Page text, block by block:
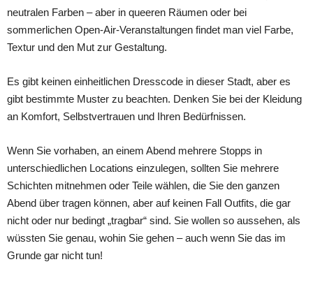
neutralen Farben – aber in queeren Räumen oder bei
sommerlichen Open-Air-Veranstaltungen findet man viel Farbe,
Textur und den Mut zur Gestaltung.
Es gibt keinen einheitlichen Dresscode in dieser Stadt, aber es
gibt bestimmte Muster zu beachten. Denken Sie bei der Kleidung
an Komfort, Selbstvertrauen und Ihren Bedürfnissen.
Wenn Sie vorhaben, an einem Abend mehrere Stopps in
unterschiedlichen Locations einzulegen, sollten Sie mehrere
Schichten mitnehmen oder Teile wählen, die Sie den ganzen
Abend über tragen können, aber auf keinen Fall Outfits, die gar
nicht oder nur bedingt „tragbar“ sind. Sie wollen so aussehen, als
wüssten Sie genau, wohin Sie gehen – auch wenn Sie das im
Grunde gar nicht tun!